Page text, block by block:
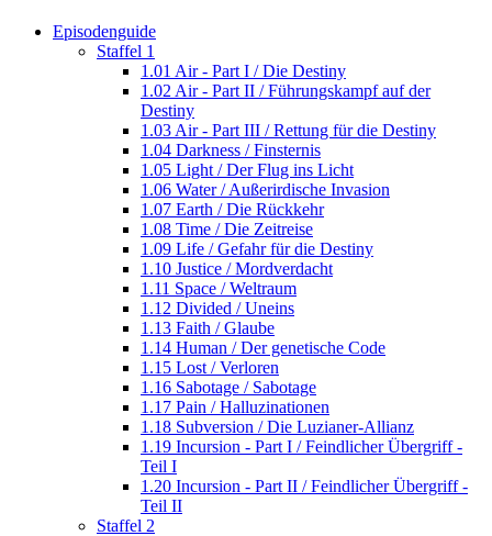
Episodenguide
Staffel 1
1.01 Air - Part I / Die Destiny
1.02 Air - Part II / Führungskampf auf der
Destiny
1.03 Air - Part III / Rettung für die Destiny
1.04 Darkness / Finsternis
1.05 Light / Der Flug ins Licht
1.06 Water / Außerirdische Invasion
1.07 Earth / Die Rückkehr
1.08 Time / Die Zeitreise
1.09 Life / Gefahr für die Destiny
1.10 Justice / Mordverdacht
1.11 Space / Weltraum
1.12 Divided / Uneins
1.13 Faith / Glaube
1.14 Human / Der genetische Code
1.15 Lost / Verloren
1.16 Sabotage / Sabotage
1.17 Pain / Halluzinationen
1.18 Subversion / Die Luzianer-Allianz
1.19 Incursion - Part I / Feindlicher Übergriff -
Teil I
1.20 Incursion - Part II / Feindlicher Übergriff -
Teil II
Staffel 2